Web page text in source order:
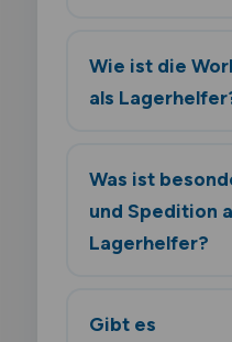
Wie ist die
als
Was ist
und Spedition
Lagerhelfer?
Gibt es